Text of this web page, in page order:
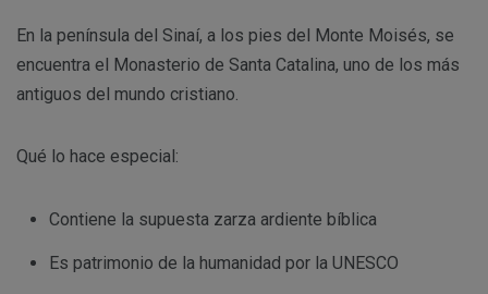
En la península del Sinaí, a los pies del Monte Moisés, se
encuentra el Monasterio de Santa Catalina, uno de los más
antiguos del mundo cristiano.
Qué lo hace especial:
Contiene la supuesta zarza ardiente bíblica
Es patrimonio de la humanidad por la UNESCO